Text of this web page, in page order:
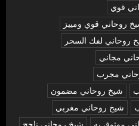
قوي
روحاني قوي ومييز
روحاني لفك السحر
مجاني
مجرب
شيخ روحاني مضمون
شيخ روحاني مغربي